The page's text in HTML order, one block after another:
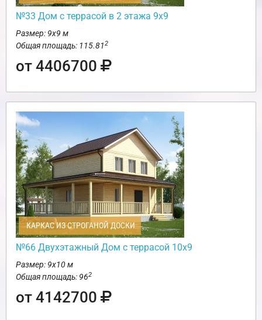
№33 Дом с террасой в 2 этажа 9х9
Размер: 9х9 м
Общая площадь: 115.812
от 4406700
КАРКАС ИЗ СТРОГАНОЙ ДОСКИ
№66 Двухэтажный Дом с террасой 10х9
Размер: 9х10 м
Общая площадь: 962
от 4142700